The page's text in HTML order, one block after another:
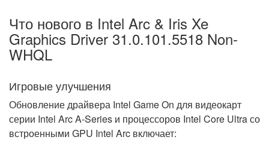
Что нового в Intel Arc & Iris Xe
Graphics Driver 31.0.101.5518 Non-
WHQL
Игровые улучшения
Обновление драйвера Intel Game On для видеокарт
серии Intel Arc A-Series и процессоров Intel Core Ultra со
встроенными GPU Intel Arc включает: